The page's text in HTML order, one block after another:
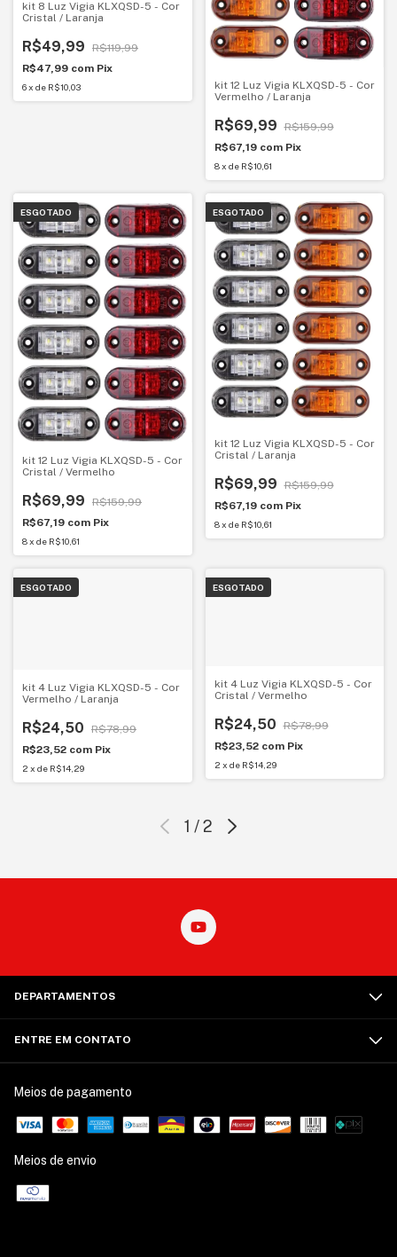
kit 8 Luz Vigia KLXQSD-5 - Cor
Cristal / Laranja
R$49,99
R$119,99
R$47,99 com Pix
6x de R$10,03
kit 12 Luz Vigia KLXQSD-5 - Cor
Vermelho / Laranja
R$69,99
R$159,99
R$67,19 com Pix
8 x de R$10,61
ESGOTADO
kit 12 Luz Vigia KLXQSD-5 - Cor
Cristal / Vermelho
R$69,99
R$159,99
R$67,19 com Pix
8x de R$10,61
ESGOTADO
kit 12 Luz Vigia KLXQSD-5 - Cor
Cristal / Laranja
R$69,99
R$159,99
R$67,19 com Pix
8 x de R$10,61
ESGOTADO
kit 4 Luz Vigia KLXQSD-5 - Cor
Vermelho / Laranja
R$24,50
R$78,99
R$23,52 com Pix
2 x de R$14,29
ESGOTADO
kit 4 Luz Vigia KLXQSD-5 - Cor
Cristal / Vermelho
R$24,50
R$78,99
R$23,52 com Pix
2 x de R$14,29
1 /2
DEPARTAMENTOS
ENTRE EM CONTATO
Meios de pagamento
Meios de envio